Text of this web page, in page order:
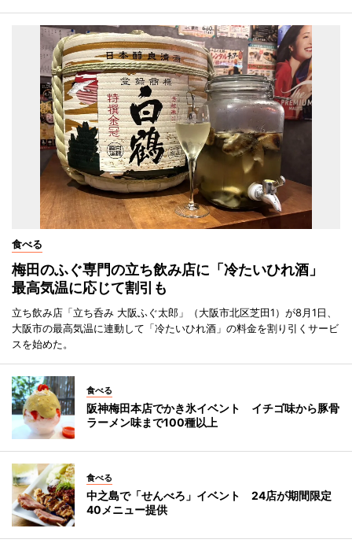
食べる
梅田のふぐ専門の立ち飲み店に「冷たいひれ酒」
最高気温に応じて割引も
立ち飲み店「立ち呑み 大阪ふぐ太郎」（大阪市北区芝田1）が8月1日、
大阪市の最高気温に連動して「冷たいひれ酒」の料金を割り引くサービ
スを始めた。
食べる
阪神梅田本店でかき氷イベント イチゴ味から豚骨
ラーメン味まで100種以上
食べる
中之島で「せんべろ」イベント 24店が期間限定
40メニュー提供